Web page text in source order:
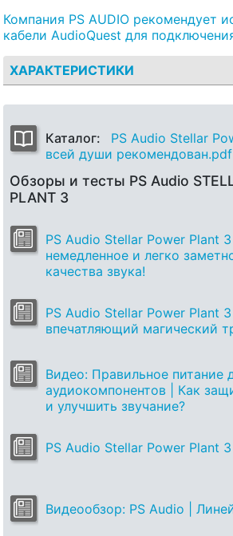
Компания PS AUDIO рекомендует
кабели AudioQuest для
ХАРАКТЕРИСТИКИ
Каталог:
PS Audio Stellar
всей души рекомендован.pdf
Обзоры и тесты PS Audio
PLANT 3
PS Audio Stellar Power Plant
немедленное и легко
качества звука!
PS Audio Stellar Power Plant
впечатляющий магический
Видео: Правильное питание
аудиокомпонентов | Как
и улучшить звучание?
PS Audio Stellar Power Plant 3
Видеообзор: PS Audio |